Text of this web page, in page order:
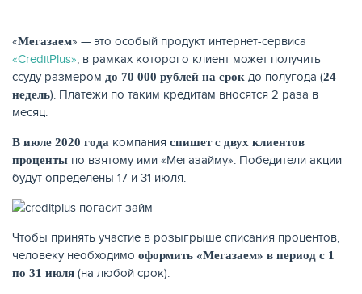
«Мегазаем» — это особый продукт интернет-сервиса
«CreditPlus» , в рамках которого клиент может получить
ссуду размером до 70 000 рублей на срок до полугода (24
недель). Платежи по таким кредитам вносятся 2 раза в
месяц.
В июле 2020 года компания спишет с двух клиентов
проценты по взятому ими «Мегазайму». Победители акции
будут определены 17 и 31 июля.
Чтобы принять участие в розыгрыше списания процентов,
человеку необходимо оформить «Мегазаем» в период с 1
по 31 июля (на любой срок).